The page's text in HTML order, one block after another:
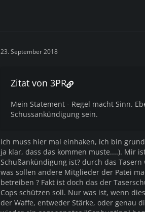
23. September 2018
Zitat von 3PR
Mein Statement - Regel macht Sinn.
Schussankündigung sein.
Ich muss hier mal einhaken, ich bin
ja klar, dass das kommen muste....). Mir
Schußankündigung ist? durch das
was sollen andere Mitglieder der Patei
betreiben ? Fakt ist doch das der
Cops schützen soll. Nur was ist, wenn
der Waffe, entweder Stärke, oder genau